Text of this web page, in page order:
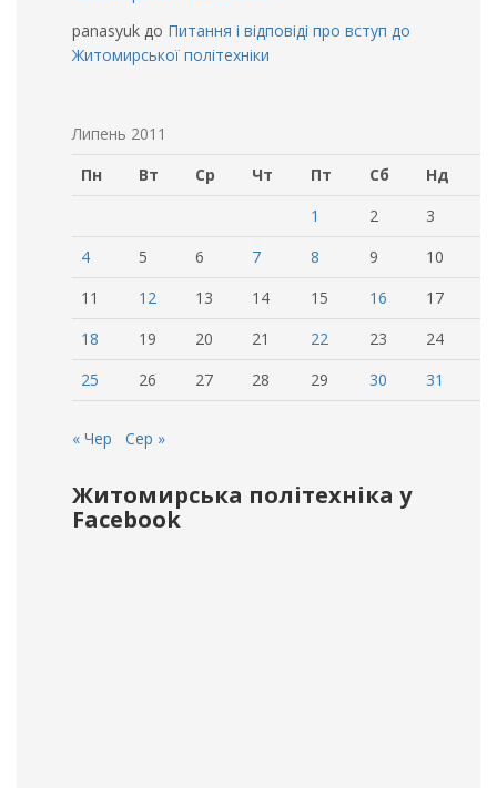
panasyuk до Питання і відповіді про вступ до
Житомирської політехніки
Липень 2011
Пн
Вт Ср Чт Пт Сб
Нд
1
2
3
4
5 6 7 8 9
10
11
12 13 14 15 16
17
18
19 20 21 22 23
24
25
26 27 28 29 30 31
« Чер Сер »
Житомирська політехніка у
Facebook